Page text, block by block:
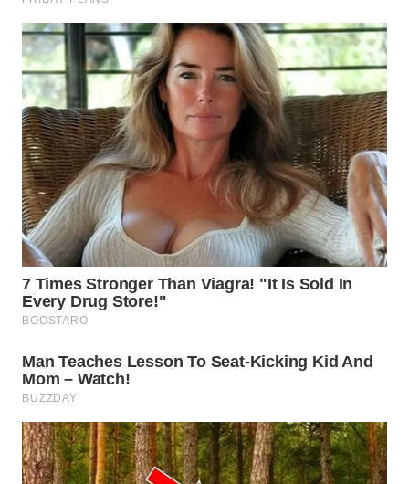
DANAU
TOBA
WN
NIAS
WN
LANGKAT
WN
TAPANULI
SELATAN
WN
LESUNG
WN
KARO
WN